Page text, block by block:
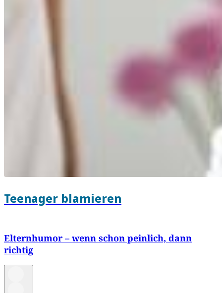
Teenager blamieren
Elternhumor – wenn schon peinlich, dann
richtig